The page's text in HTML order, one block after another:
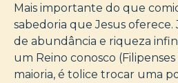
Mais importante do que
sabedoria que Jesus oferece.
de abundância e riqueza
um Reino conosco (Filipenses
maioria, é tolice trocar uma